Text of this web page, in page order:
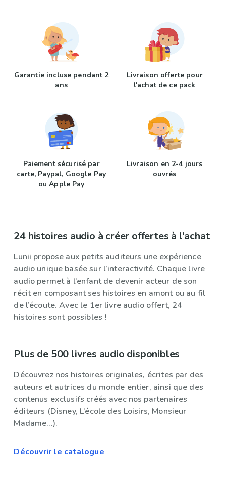
Garantie incluse pendant 2
ans
Livraison offerte pour
l'achat de ce pack
Paiement sécurisé par
carte, Paypal, Google Pay
ou Apple Pay
Livraison en 2-4 jours
ouvrés
24 histoires audio à créer offertes à l'achat
Lunii propose aux petits auditeurs une expérience
audio unique basée sur l’interactivité. Chaque livre
audio permet à l’enfant de devenir acteur de son
récit en composant ses histoires en amont ou au fil
de l’écoute. Avec le 1er livre audio offert, 24
histoires sont possibles !
Plus de 500 livres audio disponibles
Découvrez nos histoires originales, écrites par des
auteurs et autrices du monde entier, ainsi que des
contenus exclusifs créés avec nos partenaires
éditeurs (Disney, L’école des Loisirs, Monsieur
Madame...).
Découvrir le catalogue